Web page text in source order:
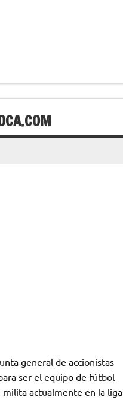
general de accionistas
ser el equipo de fútbol
actualmente en la liga